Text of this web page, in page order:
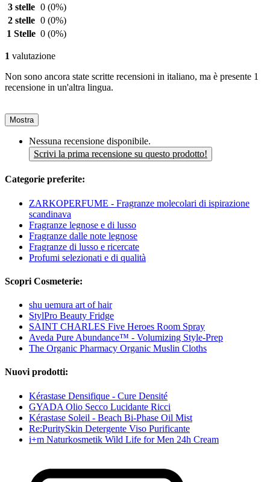
3 stelle 0 (0%)
2 stelle 0 (0%)
1 Stelle 0 (0%)
1 valutazione
Non sono ancora state scritte recensioni in italiano, ma è presente 1
recensione in un'altra lingua.
Mostra
Nessuna recensione disponibile.
Scrivi la prima recensione su questo prodotto!
Categorie preferite:
ZARKOPERFUME - Fragranze molecolari di ispirazione
scandinava
Fragranze legnose e di lusso
Fragranze dalle note legnose
Fragranze di lusso e ricercate
Profumi selezionati e di qualità
Scopri Cosmeterie:
shu uemura art of hair
StylPro Beauty Fridge
SAINT CHARLES Five Heroes Room Spray
Aveda Pure Abundance™ - Volumizing Style-Prep
The Organic Pharmacy Organic Muslin Cloths
Nuovi prodotti:
Kérastase Densifique - Cure Densité
GYADA Olio Secco Lucidante Ricci
Kérastase Soleil - Beach Bi-Phase Oil Mist
Re:PuritySkin Detergente Viso Purificante
i+m Naturkosmetik Wild Life for Men 24h Cream